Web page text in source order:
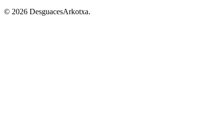
© 2026 DesguacesArkotxa.